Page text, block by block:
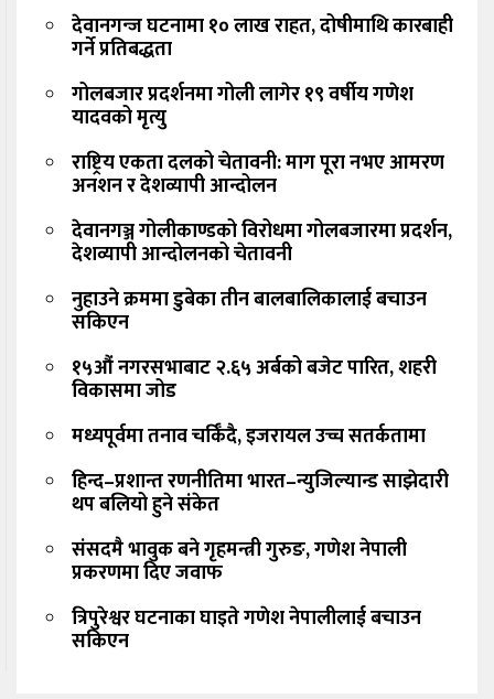
देवानगन्ज घटनामा १० लाख राहत, दोषीमाथि कारबाही
गर्ने प्रतिबद्धता
गोलबजार प्रदर्शनमा गोली लागेर १९ वर्षीय गणेश
यादवको मृत्यु
राष्ट्रिय एकता दलको चेतावनी: माग पूरा नभए आमरण
अनशन र देशव्यापी आन्दोलन
देवानगञ्ज गोलीकाण्डको विरोधमा गोलबजारमा प्रदर्शन,
देशव्यापी आन्दोलनको चेतावनी
नुहाउने क्रममा डुबेका तीन बालबालिकालाई बचाउन
सकिएन
१५औं नगरसभाबाट २.६५ अर्बको बजेट पारित, शहरी
विकासमा जोड
मध्यपूर्वमा तनाव चर्किँदै, इजरायल उच्च सतर्कतामा
हिन्द–प्रशान्त रणनीतिमा भारत–न्युजिल्यान्ड साझेदारी
थप बलियो हुने संकेत
संसदमै भावुक बने गृहमन्त्री गुरुङ, गणेश नेपाली
प्रकरणमा दिए जवाफ
त्रिपुरेश्वर घटनाका घाइते गणेश नेपालीलाई बचाउन
सकिएन